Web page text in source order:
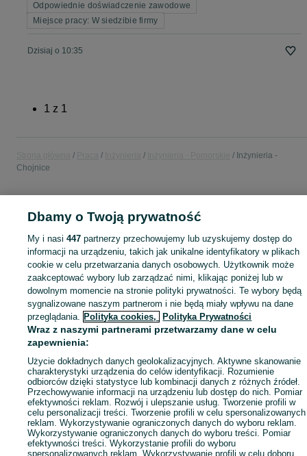
Odpowiednie doświadczenie zawodowe
Miejsce pracy: W siedzibie firmy
Dzisiaj o 10:35
1 z 1
Inżynieria -
Chojnice
Skorzystaj z największego serwisu ogłoszeniowego w Polsce! Chojnice kupuj lub sprzedawaj jeszcze wygodniej w kategorii Inżynieria! Zobacz
Mapa kategorii
Mapa miejscowości
Mapa ministron
Popularne wyszukiwania
Dbamy o Twoją prywatność
My i nasi447 partnerzy przechowujemy lub uzyskujemy dostęp do
informacji na urządzeniu, takich jak unikalne identyfikatory w plikach
cookie w celu przetwarzania danych osobowych. Użytkownik może
zaakceptować wybory lub zarządzać nimi, klikając poniżej lub w
dowolnym momencie na stronie polityki prywatności. Te wybory będą
sygnalizowane naszym partnerom i nie będą miały wpływu na dane
przeglądania. Polityka cookies, Polityka Prywatności
Wraz z naszymi partnerami przetwarzamy dane w celu
zapewnienia:
Użycie dokładnych danych geolokalizacyjnych. Aktywne skanowanie
charakterystyki urządzenia do celów identyfikacji. Rozumienie
odbiorców dzięki statystyce lub kombinacji danych z różnych źródeł.
Przechowywanie informacji na urządzeniu lub dostęp do nich. Pomiar
efektywności reklam. Rozwój i ulepszanie usług. Tworzenie profili w
celu personalizacji treści. Tworzenie profili w celu spersonalizowanych
reklam. Wykorzystywanie ograniczonych danych do wyboru reklam.
Wykorzystywanie ograniczonych danych do wyboru treści. Pomiar
efektywności treści. Wykorzystanie profili do wyboru
spersonalizowanych reklam. Wykorzystywanie profili w celu doboru